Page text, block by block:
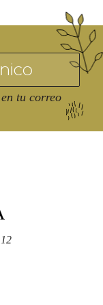
tu correo